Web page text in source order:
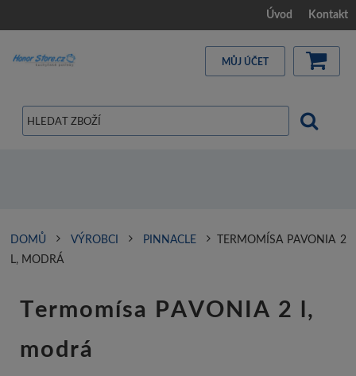
Úvod Kontakt
MŮJ ÚČET
DOMŮ VÝROBCI PINNACLE
TERMOMÍSA PAVONIA 2
L, MODRÁ
Termomísa PAVONIA 2 l,
modrá